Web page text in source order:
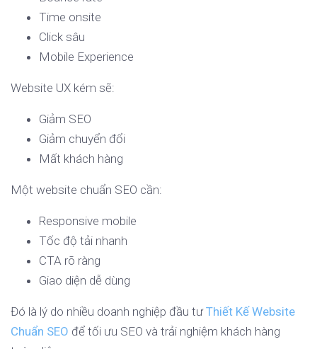
Time onsite
Click sâu
Mobile Experience
Website UX kém sẽ:
Giảm SEO
Giảm chuyển đổi
Mất khách hàng
Một website chuẩn SEO cần:
Responsive mobile
Tốc độ tải nhanh
CTA rõ ràng
Giao diện dễ dùng
Đó là lý do nhiều doanh nghiệp đầu tưThiết Kế Website
Chuẩn SEO để tối ưu SEO và trải nghiệm khách hàng